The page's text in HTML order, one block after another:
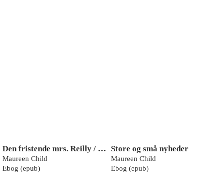
Den fristende mrs. Reilly / Hvad mørket gemte / Når kærligheden sejrer
Maureen Child
Ebog (epub)
Store og små nyheder
Maureen Child
Ebog (epub)